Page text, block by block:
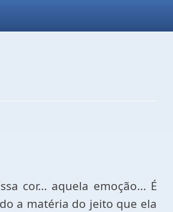
cor... aquela emoção... É
a matéria do jeito que ela